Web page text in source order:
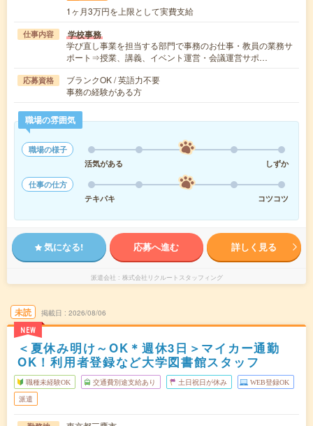
1ヶ月3万円を上限として実費支給
仕事内容 学校事務
学び直し事業を担当する部門で事務のお仕事・教員の業務サ
ポート⇒授業、講義、イベント運営・会議運営サポ…
応募資格
ブランクOK / 英語力不要
事務の経験がある方
職場の雰囲気
職場の様子
活気がある
しずか
仕事の仕方
テキパキ
コツコツ
気になる! 応募へ進む 詳しく見る
派遣会社 株式会社リクルートスタッフィング
未読
NEW
掲載日 2026/08/06
＜夏休み明け～OK＊週休3日＞マイカー通勤
OK！利用者登録など大学図書館スタッフ
職種未経験OK 交通費別途支給あり 土日祝日が休み WEB登録OK
派遣